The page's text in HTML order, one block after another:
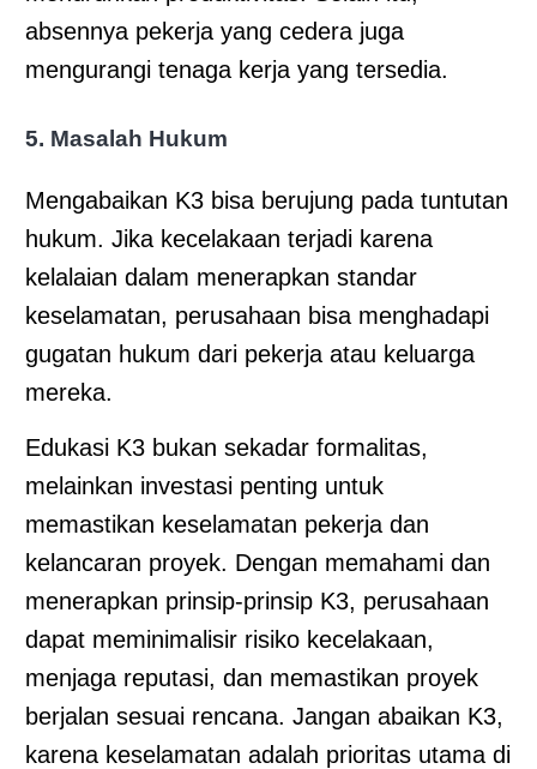
absennya pekerja yang cedera juga
mengurangi tenaga kerja yang tersedia.
5. Masalah Hukum
Mengabaikan K3 bisa berujung pada tuntutan
hukum. Jika kecelakaan terjadi karena
kelalaian dalam menerapkan standar
keselamatan, perusahaan bisa menghadapi
gugatan hukum dari pekerja atau keluarga
mereka.
Edukasi K3 bukan sekadar formalitas,
melainkan investasi penting untuk
memastikan keselamatan pekerja dan
kelancaran proyek. Dengan memahami dan
menerapkan prinsip-prinsip K3, perusahaan
dapat meminimalisir risiko kecelakaan,
menjaga reputasi, dan memastikan proyek
berjalan sesuai rencana. Jangan abaikan K3,
karena keselamatan adalah prioritas utama di